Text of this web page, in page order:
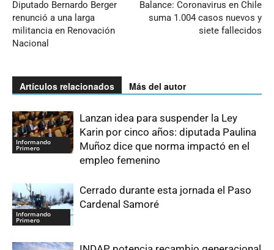
Diputado Bernardo Berger
renunció a una larga
militancia en Renovación
Nacional
Balance: Coronavirus en Chile
suma 1.004 casos nuevos y
siete fallecidos
Artículos relacionados Más del autor
Informando
Primero
Lanzan idea para suspender la Ley
Karin por cinco años: diputada Paulina
Muñoz dice que norma impactó en el
empleo femenino
Informando
Primero
Cerrado durante esta jornada el Paso
Cardenal Samoré